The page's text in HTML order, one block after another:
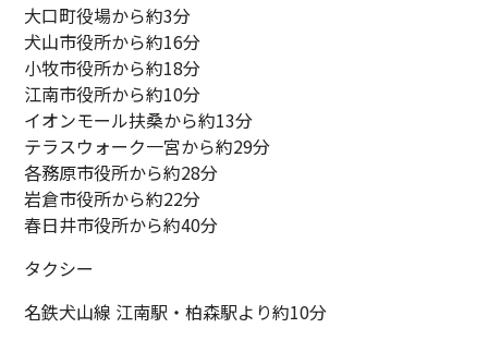
大口町役場から約3分
犬山市役所から約16分
小牧市役所から約18分
江南市役所から約10分
イオンモール扶桑から約13分
テラスウォーク一宮から約29分
各務原市役所から約28分
岩倉市役所から約22分
春日井市役所から約40分
タクシー
名鉄犬山線 江南駅・柏森駅より約10分